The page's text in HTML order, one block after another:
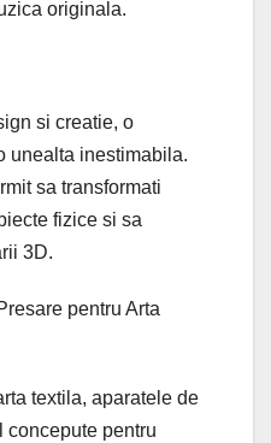
originala.
si creatie, o
unealta inestimabila.
sa transformati
fizice si sa
3D.
pentru Arta
textila, aparatele de
concepute pentru